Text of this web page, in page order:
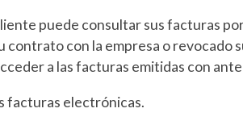
puede consultar sus facturas
contrato con la empresa o
a las facturas emitidas con
facturas electrónicas.